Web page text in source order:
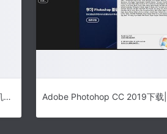
惠普m436n打印机驱动-hp m436n打印机驱动下载(附安装教程) v1.13